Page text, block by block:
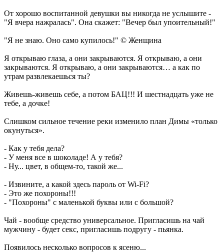
От хорошо воспитанной девушки вы никогда не услышите -
"Я вчера нажралась". Она скажет: "Вечер был упоительный!"
"Я не знаю. Оно само купилось!" © Женщина
Я открываю глаза, а они закрываются. Я открываю, а они
закрываются. Я открываю, а они закрываются… а как по
утрам развлекаешься ты?
Живешь-живешь себе, а потом БАЦ!!! И шестнадцать уже не
тебе, а дочке!
Слишком сильное течение реки изменило план Димы «только
окунуться».
- Как у тебя дела?
- У меня все в шоколаде! А у тебя?
- Ну... цвет, в общем-то, такой же...
- Извините, а какой здесь пароль от Wi-Fi?
- Это же похороны!!!
- "Похороны" с маленькой буквы или с большой?
Чай - вообще средство универсальное. Пригласишь на чай
мужчину - будет секс, пригласишь подругу - пьянка.
Появилось несколько вопросов к ясеню...